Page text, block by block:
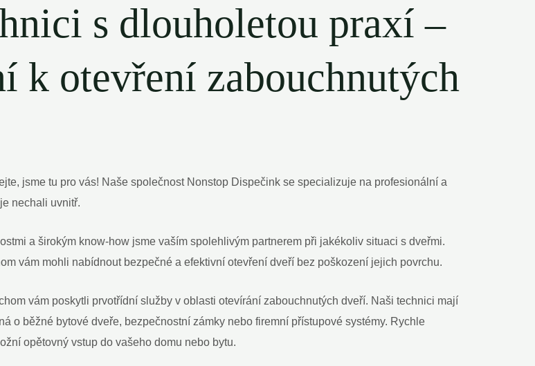
s dlouholetou praxí –
k otevření zabouchnutých
jsme tu pro vás! Naše společnost Nonstop Dispečink se specializuje na profesionální a
nechali uvnitř.
a širokým know-how jsme vaším spolehlivým partnerem při jakékoliv situaci s dveřmi.
vám mohli nabídnout bezpečné a efektivní otevření dveří bez poškození jejich povrchu.
vám poskytli prvotřídní služby v oblasti otevírání zabouchnutých dveří. Naši technici mají
o běžné bytové dveře, bezpečnostní zámky nebo firemní přístupové systémy. Rychle
opětovný vstup do vašeho domu nebo bytu.